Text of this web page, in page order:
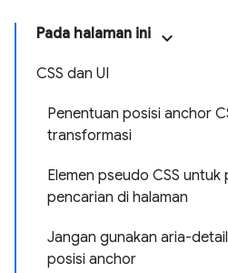
Pada halaman ini
CSS dan UI
Penentuan posisi anchor
transformasi
Elemen pseudo CSS
pencarian di halaman
Jangan gunakan aria-
posisi anchor